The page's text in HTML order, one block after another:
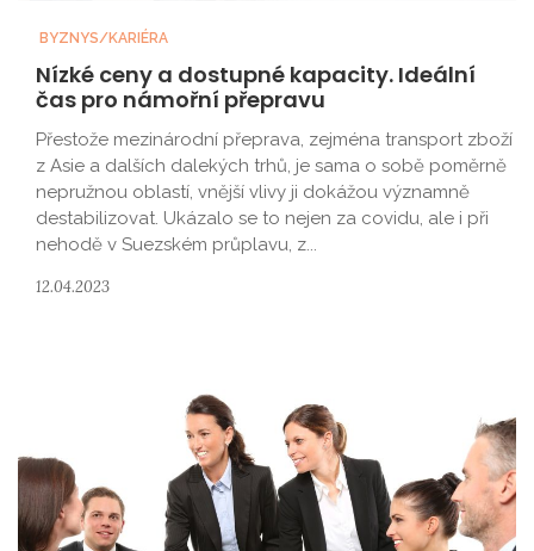
BYZNYS/KARIÉRA
Nízké ceny a dostupné kapacity. Ideální
čas pro námořní přepravu
Přestože mezinárodní přeprava, zejména transport zboží
z Asie a dalších dalekých trhů, je sama o sobě poměrně
nepružnou oblastí, vnější vlivy ji dokážou významně
destabilizovat. Ukázalo se to nejen za covidu, ale i při
nehodě v Suezském průplavu, z...
12.04.2023